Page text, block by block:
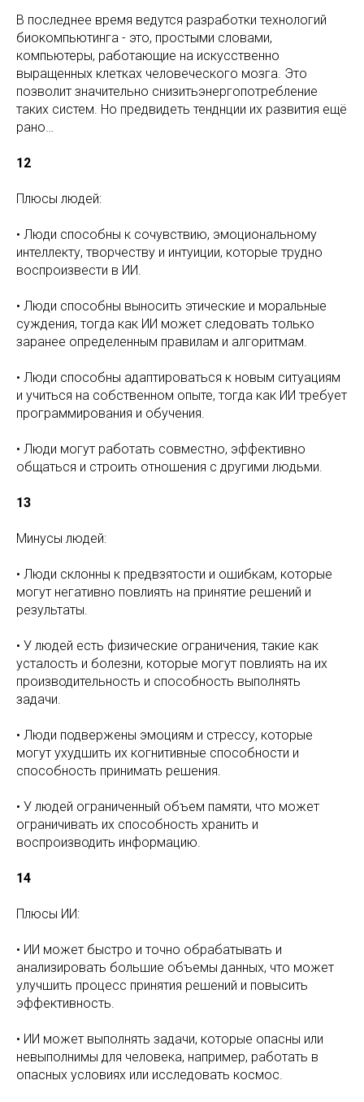
В последнее время ведутся разработки технологий
биокомпьютинга - это, простыми словами,
компьютеры, работающие на искусственно
выращенных клетках человеческого мозга. Это
позволит значительно снизитьэнергопотребление
таких систем. Но предвидеть тенднции их развития ещё
рано…
12
Плюсы людей:
• Люди способны к сочувствию, эмоциональному
интеллекту, творчеству и интуиции, которые трудно
воспроизвести в ИИ.
• Люди способны выносить этические и моральные
суждения, тогда как ИИ может следовать только
заранее определенным правилам и алгоритмам.
• Люди способны адаптироваться к новым ситуациям
и учиться на собственном опыте, тогда как ИИ требует
программирования и обучения.
• Люди могут работать совместно, эффективно
общаться и строить отношения с другими людьми.
13
Минусы людей:
• Люди склонны к предвзятости и ошибкам, которые
могут негативно повлиять на принятие решений и
результаты.
• У людей есть физические ограничения, такие как
усталость и болезни, которые могут повлиять на их
производительность и способность выполнять
задачи.
• Люди подвержены эмоциям и стрессу, которые
могут ухудшить их когнитивные способности и
способность принимать решения.
• У людей ограниченный объем памяти, что может
ограничивать их способность хранить и
воспроизводить информацию.
14
Плюсы ИИ:
• ИИ может быстро и точно обрабатывать и
анализировать большие объемы данных, что может
улучшить процесс принятия решений и повысить
эффективность.
• ИИ может выполнять задачи, которые опасны или
невыполнимы для человека, например, работать в
опасных условиях или исследовать космос.